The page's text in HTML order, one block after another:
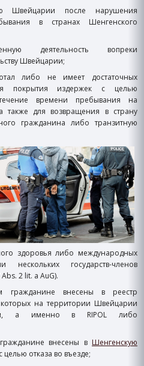
Швейцарии после нарушения
в странах Шенгенского
деятельность вопреки
Швейцарии;
либо не имеет достаточных
покрытия издержек с целью
времени пребывания на
также для возвращения в страну
гражданина либо транзитную
здоровья либо международных
государств-членов
2 lit. a AuG).
гражданине внесены в реестр
на территории Швейцарии
а именно в RIPOL либо
внесены в Шенгенскую
с целью отказа во въезде;